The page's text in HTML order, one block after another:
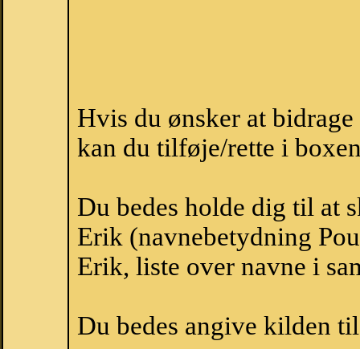
Hvis du ønsker at
kan du tilføje/rette i
Du bedes holde dig til at
Erik (navnebetydning
Erik, liste over navne i
Du bedes angive kilden